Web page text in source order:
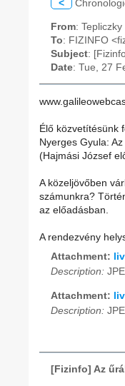
<
From:
To: FIZINFO
Subject:
Date: Tue, 27
Élő közvetítésünk
Nyerges Gyula:
(Hajmási József
A közeljövőben
számunkra?
az előadásban.
A rendezvény
Attachment:
Description:
Attachment:
Description:
[Fizinfo] Az